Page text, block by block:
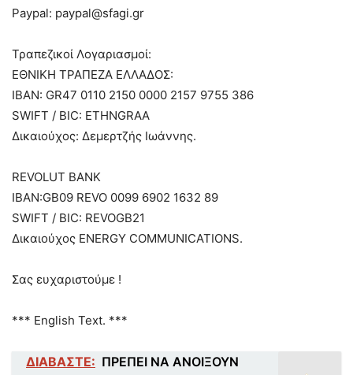
Paypal: paypal@sfagi.gr
Τραπεζικοί Λογαριασμοί:
ΕΘΝΙΚΗ ΤΡΑΠΕΖΑ ΕΛΛΑΔΟΣ:
IBAN: GR47 0110 2150 0000 2157 9755 386
SWIFT / BIC: ETHNGRAA
Δικαιούχος: Δεμερτζής Ιωάννης.
REVOLUT BANK
IBAN:GB09 REVO 0099 6902 1632 89
SWIFT / BIC: REVOGB21
Δικαιούχος ENERGY COMMUNICATIONS.
Σας ευχαριστούμε !
*** English Text. ***
ΔΙΑΒΑΣΤΕ: ΠΡΕΠΕΙ ΝΑ ΑΝΟΙΞΟΥΝ